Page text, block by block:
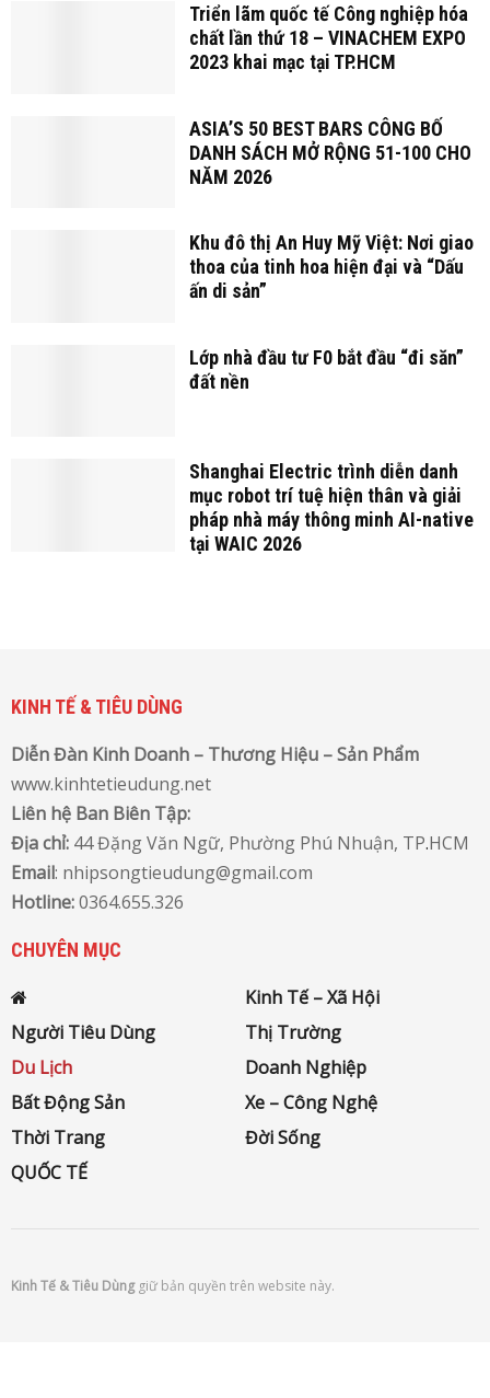
Triển lãm quốc tế Công nghiệp hóa
chất lần thứ 18 – VINACHEM EXPO
2023 khai mạc tại TP.HCM
ASIA’S 50 BEST BARS CÔNG BỐ
DANH SÁCH MỞ RỘNG 51-100 CHO
NĂM 2026
Khu đô thị An Huy Mỹ Việt: Nơi giao
thoa của tinh hoa hiện đại và “Dấu
ấn di sản”
Lớp nhà đầu tư F0 bắt đầu “đi săn”
đất nền
Shanghai Electric trình diễn danh
mục robot trí tuệ hiện thân và giải
pháp nhà máy thông minh AI-native
tại WAIC 2026
KINH TẾ & TIÊU DÙNG
Diễn Đàn Kinh Doanh – Thương Hiệu – Sản Phẩm
www.kinhtetieudung.net
Liên hệ Ban Biên Tập:
Địa chỉ: 44 Đặng Văn Ngữ, Phường Phú Nhuận, TP.HCM
Email: nhipsongtieudung@gmail.com
Hotline:0364.655.326
CHUYÊN MỤC
Kinh Tế – Xã Hội
Người Tiêu Dùng
Thị Trường
Du Lịch
Doanh Nghiệp
Bất Động Sản
Xe – Công Nghệ
Thời Trang
Đời Sống
QUỐC TẾ
Kinh Tế & Tiêu Dùnggiữ bản quyền trên website này.